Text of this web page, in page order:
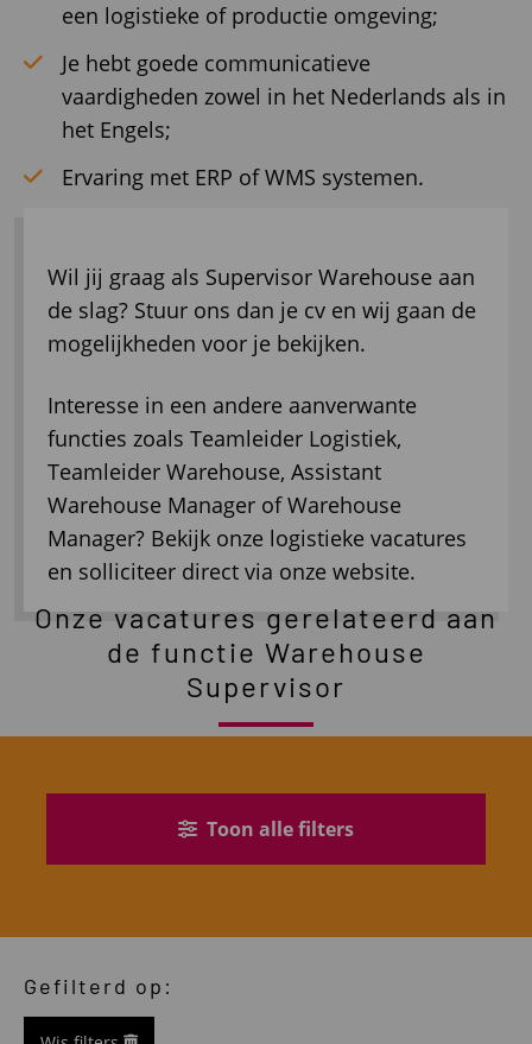
een logistieke of productie omgeving;
Je hebt goede communicatieve
vaardigheden zowel in het Nederlands als in
het Engels;
Ervaring met ERP of WMS systemen.
Wil jij graag als Supervisor Warehouse aan
de slag? Stuur ons dan je cv en wij gaan de
mogelijkheden voor je bekijken.
Interesse in een andere aanverwante
functies zoals Teamleider Logistiek,
Teamleider Warehouse, Assistant
Warehouse Manager of Warehouse
Manager? Bekijk onze logistieke vacatures
en solliciteer direct via onze website.
Onze vacatures gerelateerd aan
de functie Warehouse
Supervisor
Toon alle filters
Gefilterd op: